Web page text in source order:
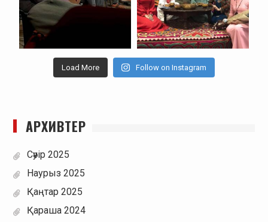
Load More Follow on Instagram
АРХИВТЕР
Сәуір 2025
Наурыз 2025
Қаңтар 2025
Қараша 2024